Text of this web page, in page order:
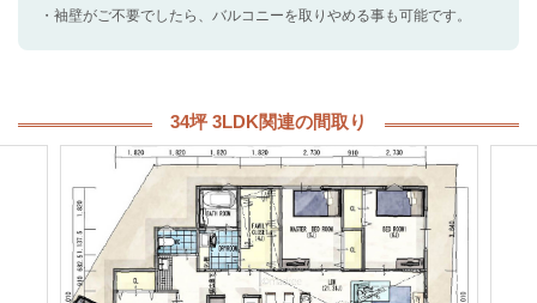
・袖壁がご不要でしたら、バルコニーを取りやめる事も可能です。
34坪 3LDK関連の間取り